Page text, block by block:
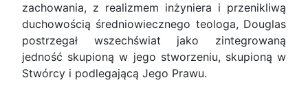
zachowania, z realizmem inżyniera i przenikliwą
duchowością średniowiecznego teologa, Douglas
postrzegał wszechświat jako zintegrowaną
jedność skupioną w jego stworzeniu, skupioną w
Stwórcy i podlegającą Jego Prawu.